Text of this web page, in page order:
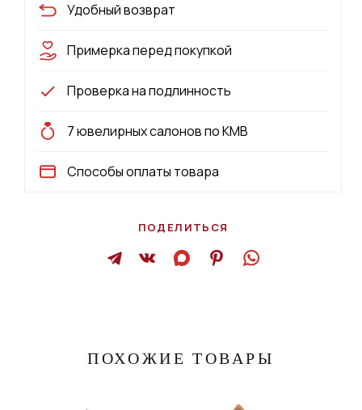
Удобный возврат
Примерка перед покупкой
Проверка на подлинность
7 ювелирных салонов по КМВ
Способы оплаты товара
ПОДЕЛИТЬСЯ
ПОХОЖИЕ ТОВАРЫ